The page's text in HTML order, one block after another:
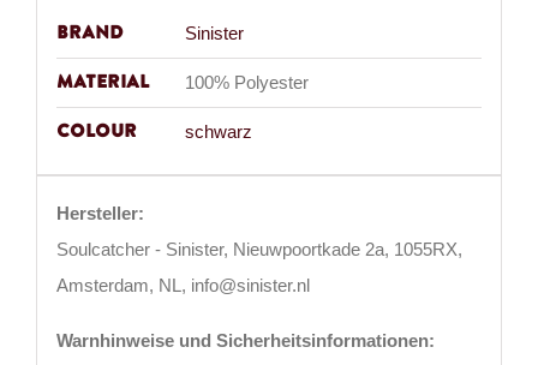
Brand Sinister
Material 100% Polyester
Colour schwarz
Hersteller:
Soulcatcher - Sinister, Nieuwpoortkade 2a, 1055RX,
Amsterdam, NL, info@sinister.nl
Warnhinweise und Sicherheitsinformationen: